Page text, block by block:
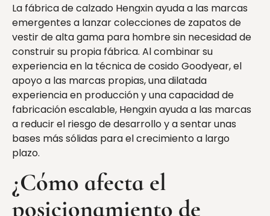
La fábrica de calzado Hengxin ayuda a las marcas
emergentes a lanzar colecciones de zapatos de
vestir de alta gama para hombre sin necesidad de
construir su propia fábrica. Al combinar su
experiencia en la técnica de cosido Goodyear, el
apoyo a las marcas propias, una dilatada
experiencia en producción y una capacidad de
fabricación escalable, Hengxin ayuda a las marcas
a reducir el riesgo de desarrollo y a sentar unas
bases más sólidas para el crecimiento a largo
plazo.
¿Cómo afecta el
posicionamiento de